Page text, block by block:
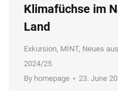
Klimafüchse im
Land
Exkursion, MINT, Neues
2024/25
By homepage 23. June